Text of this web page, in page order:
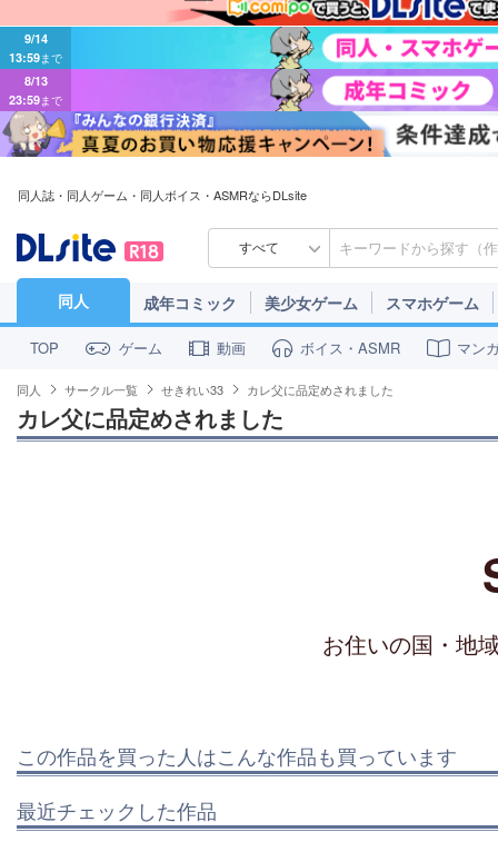
13:59まで
8/13
23:59まで
同人誌・同人ゲーム・同人ボイス・ASMRならDLsite
すべて
同人 成年コミック 美少女ゲーム スマホゲーム
TOP ゲーム 動画 ボイス・ASMR マン
同人 サークル一覧 せきれい33 カレ父に品定めされました
カレ父に品定めされました
お住いの国・地
この作品を買った人はこんな作品も買っています
最近チェックした作品